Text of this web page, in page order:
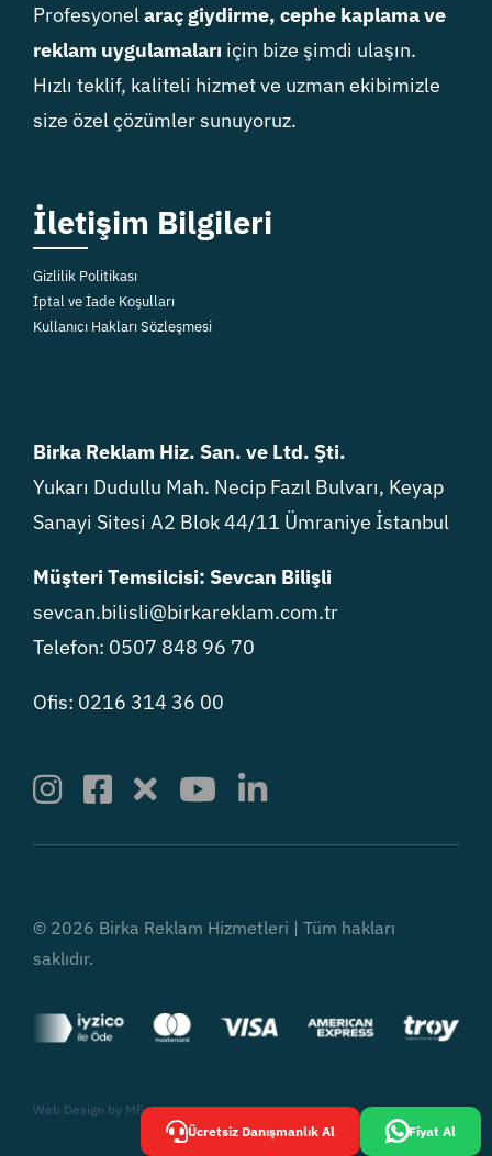
Ücretsiz Danışmanlık Al Fiyat Al
Profesyonel araç giydirme, cephe kaplama ve
reklam uygulamaları için bize şimdi ulaşın.
Hızlı teklif, kaliteli hizmet ve uzman ekibimizle
size özel çözümler sunuyoruz.
İletişim Bilgileri
Gizlilik Politikası
İptal ve İade Koşulları
Kullanıcı Hakları Sözleşmesi
Birka Reklam Hiz. San. ve Ltd. Şti.
Yukarı Dudullu Mah. Necip Fazıl Bulvarı, Keyap
Sanayi Sitesi A2 Blok 44/11 Ümraniye İstanbul
Müşteri Temsilcisi: Sevcan Bilişli
sevcan.bilisli@birkareklam.com.tr
Telefon: 0507 848 96 70
Ofis: 0216 314 36 00
© 2026 Birka Reklam Hizmetleri | Tüm hakları
saklıdır.
Web Design by MF